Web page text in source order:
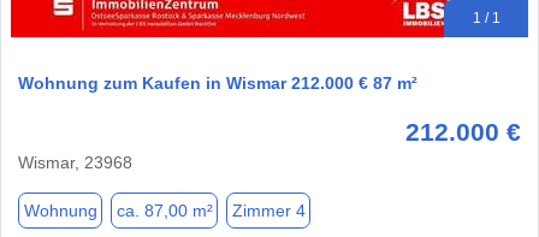
1 / 1
Wohnung zum Kaufen in Wismar 212.000 € 87 m²
212.000 €
Wismar, 23968
Wohnung ca. 87,00 m² Zimmer 4